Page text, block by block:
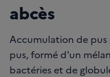
abcès
Accumulation de
pus, formé d'un
bactéries et de